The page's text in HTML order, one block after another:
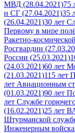
МВД (28.04.2021)75
и СГ (27.04.2021)35
(26.04.2021)30 лет
Первому в мире
Ракетно-
Росгвардии
России (25.03.2021)
(24.03.2021)60 лет
(21.03.2021)115 лет
лет Авиационным
(01.03.2021)90 лет
лет Службе
(16.02.2021)25 лет
Штурманской
Инженерным